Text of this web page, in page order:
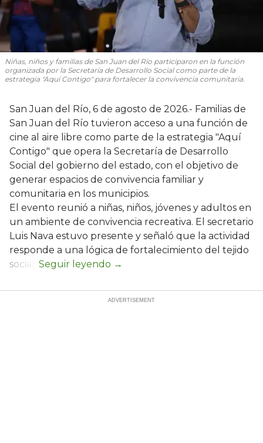
Niñas, niños y familias de San Juan del Río participaron en la función
organizada por la Secretaría de Desarrollo Social como parte de la
estrategia "Aquí Contigo" para fortalecer la convivencia comunitaria.
San Juan del Río, 6 de agosto de 2026.- Familias de
San Juan del Río tuvieron acceso a una función de
cine al aire libre como parte de la estrategia "Aquí
Contigo" que opera la Secretaría de Desarrollo
Social del gobierno del estado, con el objetivo de
generar espacios de convivencia familiar y
comunitaria en los municipios.
El evento reunió a niñas, niños, jóvenes y adultos en
un ambiente de convivencia recreativa. El secretario
Luis Nava estuvo presente y señaló que la actividad
responde a una lógica de fortalecimiento del tejido
social: